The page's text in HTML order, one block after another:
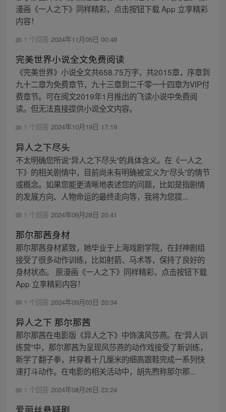
漫画《一人之下》同样精彩，点击按钮下载 App 立享精彩
内容！
1 个回答 2024年11月05日 00:48
完美世界小说全文免费阅读
《完美世界》小说全文共658.75万字，共2015章，序章到
九十二章为免费章节，九十三章到二千零一十四章为VIP付
费章节。可在阅文2019年1月推出的飞读小说中免费阅
读。但无法直接提供小说全文内容。
1 个回答 2024年10月19日 17:19
异人之下尽头
不太明确您所说“异人之下尽头”的具体含义。在《一人之
下》的相关剧情中，目前尚未有明确被定义为“尽头”的情节
或概念。如果您能更清晰地表述您的问题，比如是指剧情
的发展方向、人物命运的最终走向等，我将为您提...
1 个回答 2024年09月28日 20:41
那尔那茜身材
那尔那茜身材紧致，她毕业于上海戏剧学院，在封神剧组
接受了很多动作训练，比如射箭、马术等，保持了良好的
身材状态。 原漫画《一人之下》同样精彩，点击按钮下载
App 立享精彩内容！
1 个回答 2024年09月03日 20:34
异人之下 那尔那茜
那尔那茜在电影版《异人之下》中饰演风莎燕。在“异人训
练营”中，那尔那茜为呈现风莎燕的动作戏接受了新训练，
新学了翻子拳，并穿着十几厘米的细高跟鞋完成一系列快
速打斗动作。在电影的相关活动中，胡先煦称那尔那...
1 个回答 2024年08月26日 23:24
爱丽丝悬疑剧